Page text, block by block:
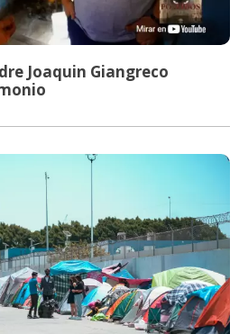
Joaquin Giangreco